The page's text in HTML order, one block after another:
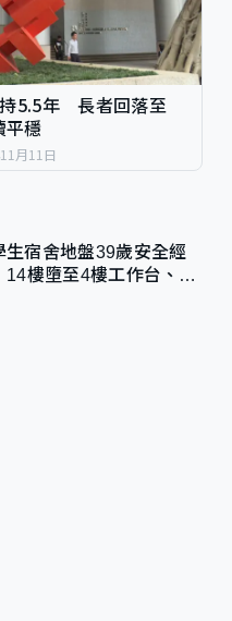
5.5年 長者回落至
穩
月11日
生宿舍地盤39歲安全經
樓墮至4樓工作台、送